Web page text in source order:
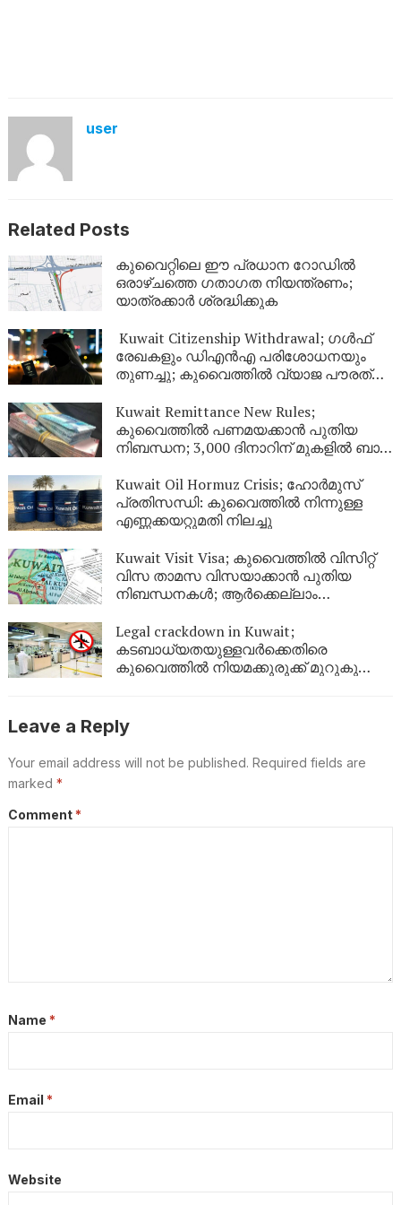
user
Related Posts
കുവൈറ്റിലെ ഈ പ്രധാന റോഡിൽ
ഒരാഴ്ചത്തെ ഗതാഗത നിയന്ത്രണം;
യാത്രക്കാർ ശ്രദ്ധിക്കുക
Kuwait Citizenship Withdrawal; ഗൾഫ്
രേഖകളും ഡിഎൻഎ പരിശോധനയും
തുണച്ചു; കുവൈത്തിൽ വ്യാജ പൗരത്വം
Kuwait Remittance New Rules;
കുവൈത്തിൽ പണമയക്കാൻ പുതിയ
നിബന്ധന; 3,000 ദിനാറിന് മുകളിൽ ബാങ്ക്
Kuwait Oil Hormuz Crisis; ഹോർമുസ്
പ്രതിസന്ധി: കുവൈത്തിൽ നിന്നുള്ള
എണ്ണക്കയറ്റുമതി നിലച്ചു
Kuwait Visit Visa; കുവൈത്തിൽ വിസിറ്റ്
വിസ താമസ വിസയാക്കാൻ പുതിയ
നിബന്ധനകൾ; ആർക്കെല്ലാം
Legal crackdown in Kuwait;
കടബാധ്യതയുള്ളവർക്കെതിരെ
കുവൈത്തിൽ നിയമക്കുരുക്ക് മുറുകുന്നു;
Leave a Reply
Your email address will not be published. Required fields are
marked *
Comment *
Name *
Email *
Website